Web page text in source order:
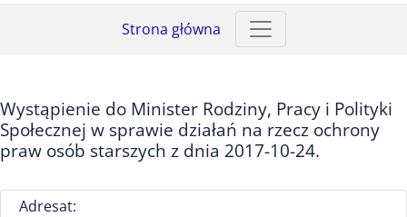
Strona główna
Wystąpienie do Minister Rodziny, Pracy i Polityki
Społecznej w sprawie działań na rzecz ochrony
praw osób starszych z dnia 2017-10-24.
Adresat: